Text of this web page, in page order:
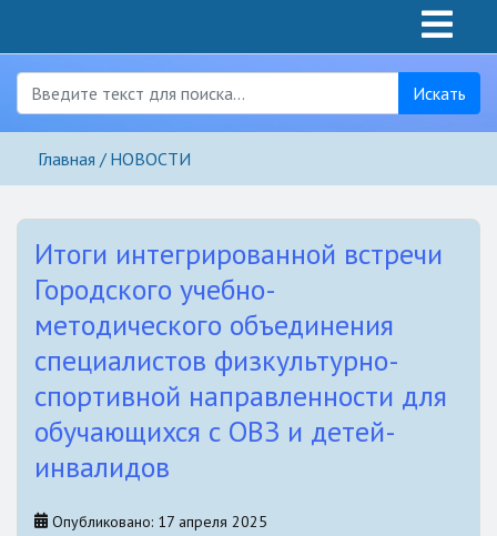
Искать
Главная НОВОСТИ
Итоги интегрированной встречи
Городского учебно-
методического объединения
специалистов физкультурно-
спортивной направленности для
обучающихся с ОВЗ и детей-
инвалидов
Опубликовано: 17 апреля 2025